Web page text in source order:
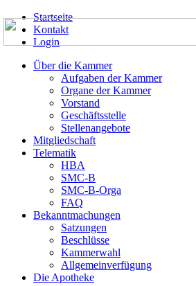
Startseite
Kontakt
Login
Über die Kammer
Aufgaben der Kammer
Organe der Kammer
Vorstand
Geschäftsstelle
Stellenangebote
Mitgliedschaft
Telematik
HBA
SMC-B
SMC-B-Orga
FAQ
Bekanntmachungen
Satzungen
Beschlüsse
Kammerwahl
Allgemeinverfügung
Die Apotheke